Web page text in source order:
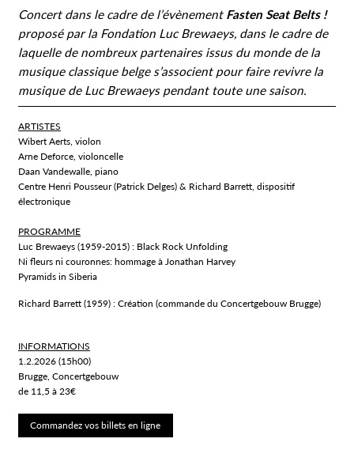
Concert dans le cadre de l’évènement Fasten Seat Belts !
proposé par la Fondation Luc Brewaeys, dans le cadre de
laquelle de nombreux partenaires issus du monde de la
musique classique belge s’associent pour faire revivre la
musique de Luc Brewaeys pendant toute une saison.
ARTISTES
Wibert Aerts, violon
Arne Deforce, violoncelle
Daan Vandewalle, piano
Centre Henri Pousseur (Patrick Delges) & Richard Barrett, dispositif
électronique
PROGRAMME
Luc Brewaeys (1959-2015) : Black Rock Unfolding
Ni fleurs ni couronnes: hommage à Jonathan Harvey
Pyramids in Siberia
Richard Barrett (1959) : Création (commande du Concertgebouw Brugge)
INFORMATIONS
1.2.2026 (15h00)
Brugge, Concertgebouw
de 11,5 à 23€
Commandez vos billets en ligne